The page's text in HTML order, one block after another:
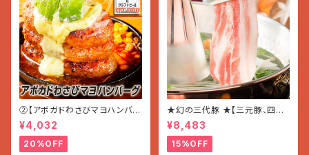
②【アボガドわさびマヨハンバー
グ】〜ほんのりWASABI〜 (200
g×3個入り 600g)
¥4,032
20%OFF
★幻の三代豚 ★【三元豚、四元
豚、岩中豚】の食べ比(しゃぶしゃ
ぶ用セット 1.5kg)
¥8,483
15%OFF